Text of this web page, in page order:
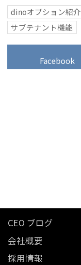
dinoオプション紹介
サブテナント機能
Facebook
CEO ブログ
会社概要
採用情報